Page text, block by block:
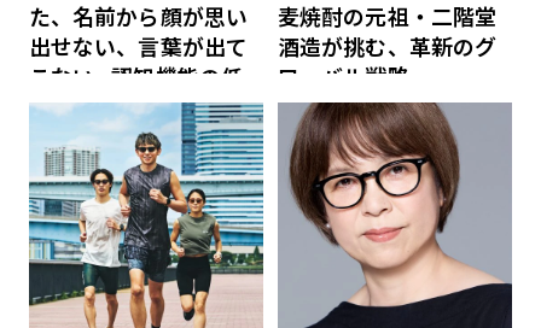
た、名前から顔が思い
出せない、言葉が出て
こない…認知機能の低
下を救う、脳のインナ
ーケアとは
麦焼酎の元祖・二階堂
酒造が挑む、革新のグ
ローバル戦略